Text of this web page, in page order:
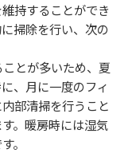
持することができ
掃除を行い、次の
とが多いため、夏
、月に一度のフィ
部清掃を行うこと
。暖房時には湿気
。